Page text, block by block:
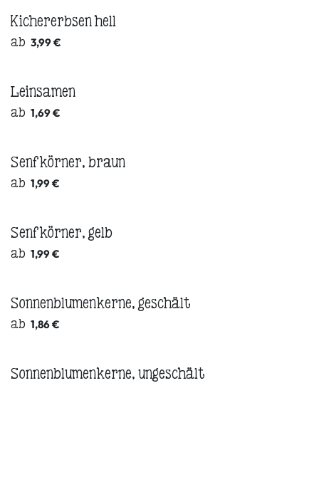
Kichererbsen hell
ab 3,99€
Leinsamen
ab 1,69€
Senfkörner, braun
ab 1,99€
Senfkörner, gelb
ab 1,99€
Sonnenblumenkerne, geschält
ab 1,86€
Sonnenblumenkerne, ungeschält